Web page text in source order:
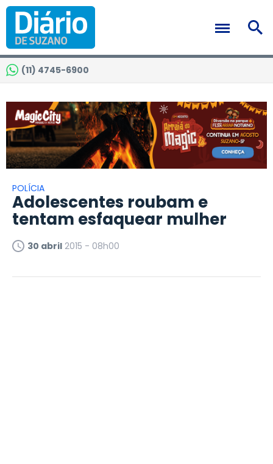
(11) 4745-6900
POLÍCIA
Adolescentes roubam e
tentam esfaquear mulher
30 abril 2015 - 08h00